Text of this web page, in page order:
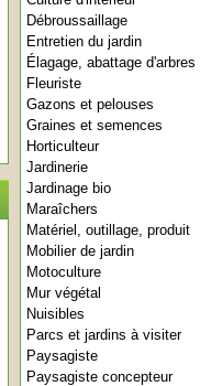
Débroussaillage
Entretien du jardin
Élagage, abattage d'arbres
Fleuriste
Gazons et pelouses
Graines et semences
Horticulteur
Jardinerie
Jardinage bio
Maraîchers
Matériel, outillage, produit
Mobilier de jardin
Motoculture
Mur végétal
Nuisibles
Parcs et jardins à visiter
Paysagiste
Paysagiste concepteur